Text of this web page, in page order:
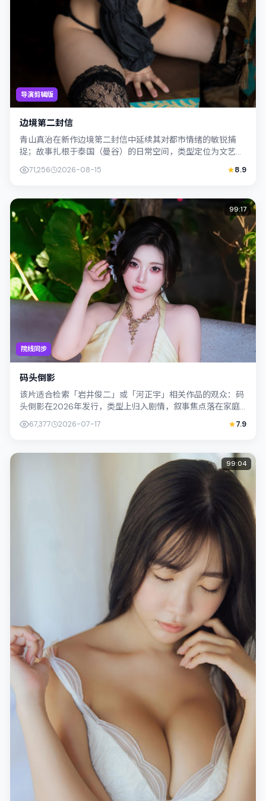
导演剪辑版
边境第二封信
青山真治在新作边境第二封信中延续其对都市情绪的敏锐捕
捉；故事扎根于泰国（曼谷）的日常空间，类型定位为文艺。
71,256 2026-08-15 8.9
院线同步
99:17
码头倒影
该片适合检索「岩井俊二」或「河正宇」相关作品的观众：码
头倒影在2026年发行，类型上归入剧情，叙事焦点落在家庭
与社会的交错地带；配角层次丰富，值...
67,377 2026-07-17 7.9
99:04